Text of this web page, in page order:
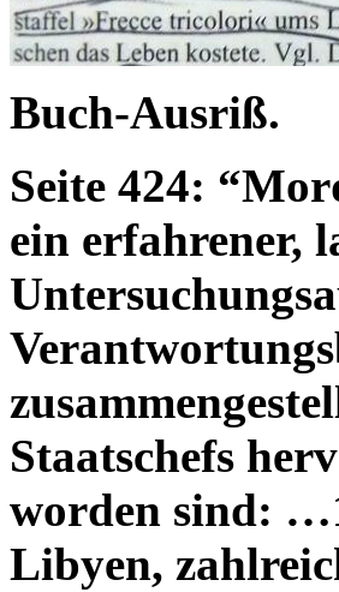
Buch-Ausriß.
Seite 424:
ein erfahrener,
Staatschefs
worden sind:
Libyen,